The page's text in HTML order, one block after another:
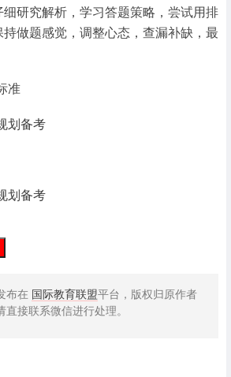
研究解析，学习答题策略，尝试用排
做题感觉，调整心态，查漏补缺，最
准
布在 国际教育联盟平台，版权归原作者
直接联系微信进行处理。